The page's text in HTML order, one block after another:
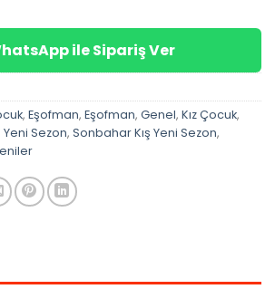
ile Sipariş Ver
, Eşofman, Eşofman, Genel, Kız Çocuk,
Sezon, Sonbahar Kış Yeni Sezon,